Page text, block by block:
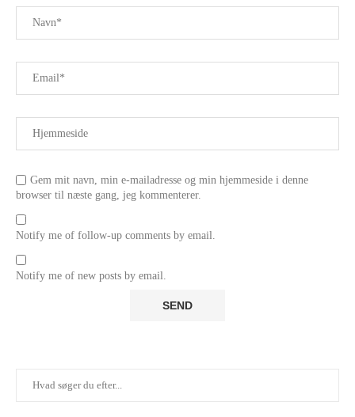
Gem mit navn, min e-mailadresse og min hjemmeside i denne
browser til næste gang, jeg kommenterer.
Notify me of follow-up comments by email.
Notify me of new posts by email.